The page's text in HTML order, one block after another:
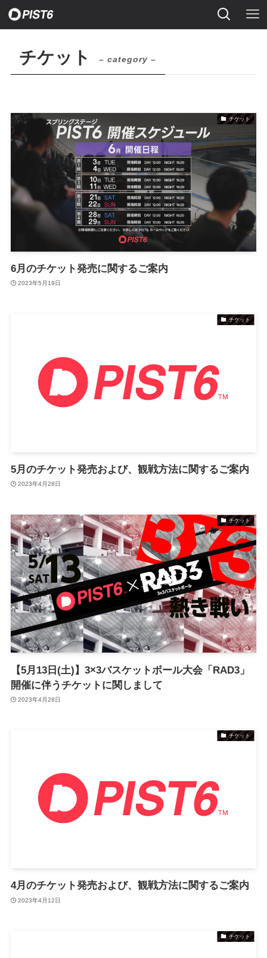
チケット – category –
チケット
6月のチケット発売に関するご案内
2023年5月19日
チケット
5月のチケット発売および、観戦方法に関するご案内
2023年4月28日
チケット
【5月13日(土)】3×3バスケットボール大会「RAD3」
開催に伴うチケットに関しまして
2023年4月28日
チケット
4月のチケット発売および、観戦方法に関するご案内
2023年4月12日
チケット